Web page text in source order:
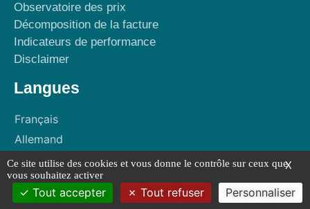
Observatoire des prix
Décomposition de la facture
Indicateurs de performance
Disclaimer
Langues
Français
Allemand
Copyright ©2026 All rights reserved
X
Ce site utilise des cookies et vous donne le contrôle sur ceux que
vous souhaitez activer
Tout accepter Tout refuser Personnaliser